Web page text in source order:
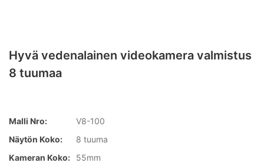
Hyvä vedenalainen videokamera valmistus
8 tuumaa
Malli Nro:
V8-100
Näytön Koko:
8 tuuma
Kameran Koko:
55mm